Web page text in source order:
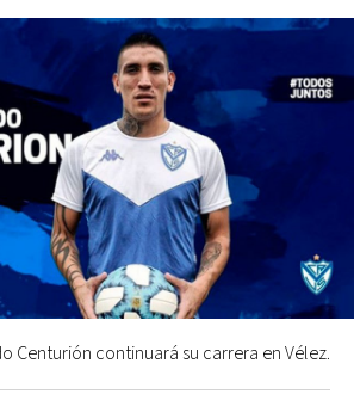
Centurión continuará su carrera en Vélez.